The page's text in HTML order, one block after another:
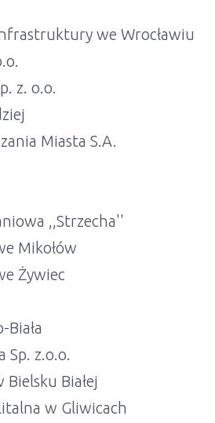
we Wrocławiu
z. o.o.
Miasta S.A.
,,Strzecha''
Mikołów
Żywiec
Biała
Sp. z.o.o.
Białej
w Gliwicach